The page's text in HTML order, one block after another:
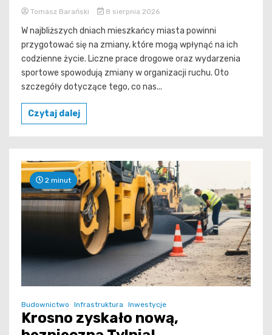
Tomasz Barański 8 sierpnia 2026
W najbliższych dniach mieszkańcy miasta powinni
przygotować się na zmiany, które mogą wpłynąć na ich
codzienne życie. Liczne prace drogowe oraz wydarzenia
sportowe spowodują zmiany w organizacji ruchu. Oto
szczegóły dotyczące tego, co nas...
Czytaj dalej
2 minut
Budownictwo Infrastruktura Inwestycje
Krosno zyskało nową,